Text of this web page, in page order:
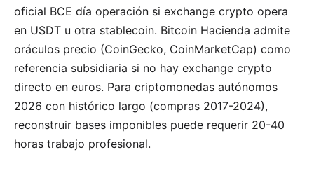
oficial BCE día operación si exchange crypto opera
en USDT u otra stablecoin. Bitcoin Hacienda admite
oráculos precio (CoinGecko, CoinMarketCap) como
referencia subsidiaria si no hay exchange crypto
directo en euros. Para criptomonedas autónomos
2026 con histórico largo (compras 2017-2024),
reconstruir bases imponibles puede requerir 20-40
horas trabajo profesional.